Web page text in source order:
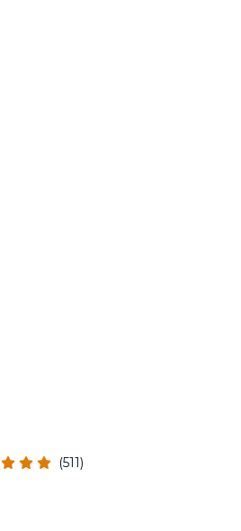
(511)